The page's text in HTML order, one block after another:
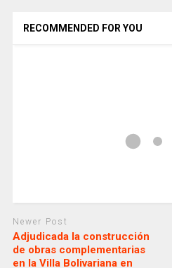
RECOMMENDED FOR YOU
Newer Post
Adjudicada la construcción
de obras complementarias
en la Villa Bolivariana en